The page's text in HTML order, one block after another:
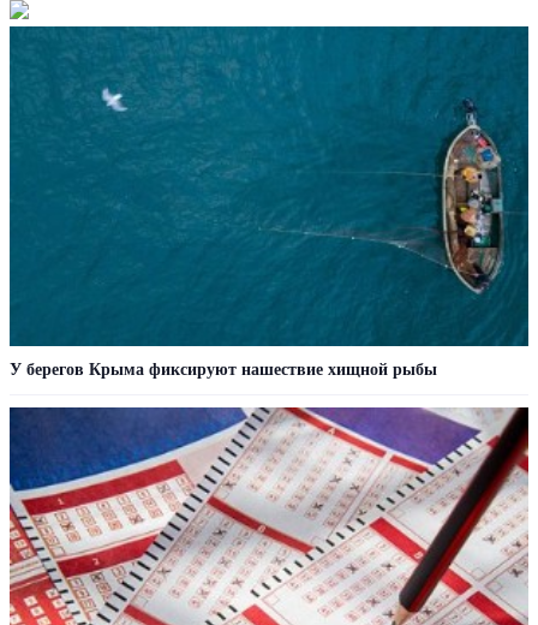
У берегов Крыма фиксируют нашествие хищной рыбы